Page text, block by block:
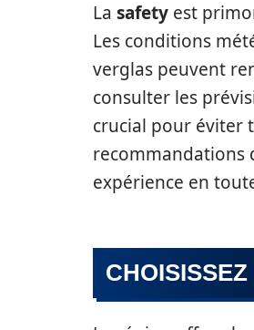
La safety est
Les conditions
verglas peuvent
consulter les
crucial pour éviter
recommandations
expérience en